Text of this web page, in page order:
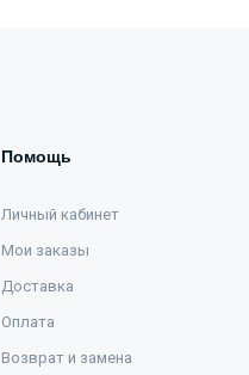
Помощь
Личный кабинет
Мои заказы
Доставка
Оплата
Возврат и замена